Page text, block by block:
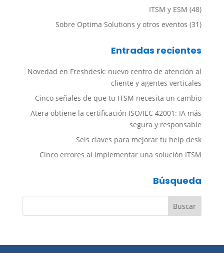
ITSM y ESM (48)
Sobre Optima Solutions y otros eventos (31)
Entradas recientes
Novedad en Freshdesk: nuevo centro de atención al
cliente y agentes verticales
Cinco señales de que tu ITSM necesita un cambio
Atera obtiene la certificación ISO/IEC 42001: IA más
segura y responsable
Seis claves para mejorar tu help desk
Cinco errores al implementar una solución ITSM
Búsqueda